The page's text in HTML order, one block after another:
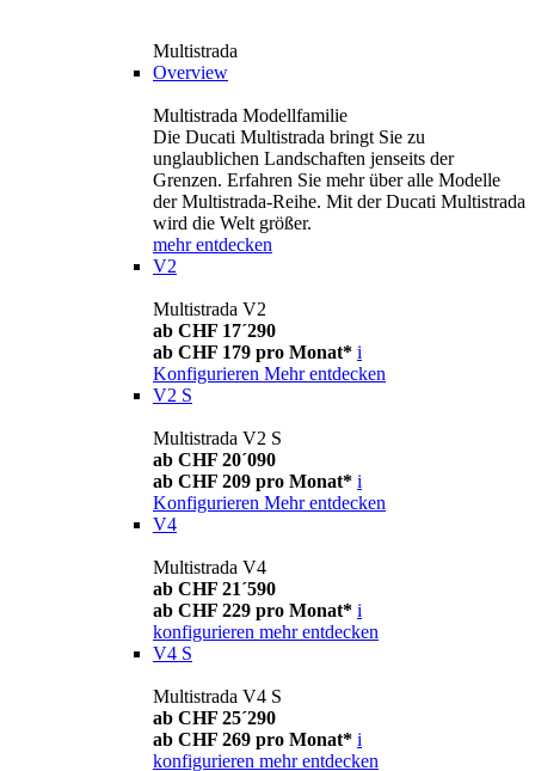
Multistrada
Overview
Multistrada Modellfamilie
Die Ducati Multistrada bringt Sie zu
unglaublichen Landschaften jenseits der
Grenzen. Erfahren Sie mehr über alle Modelle
der Multistrada-Reihe. Mit der Ducati Multistrada
wird die Welt größer.
mehr entdecken
V2
Multistrada V2
ab CHF 17´290
ab CHF 179 pro Monat* i
Konfigurieren Mehr entdecken
V2 S
Multistrada V2 S
ab CHF 20´090
ab CHF 209 pro Monat* i
Konfigurieren Mehr entdecken
V4
Multistrada V4
ab CHF 21´590
ab CHF 229 pro Monat* i
konfigurieren mehr entdecken
V4 S
Multistrada V4 S
ab CHF 25´290
ab CHF 269 pro Monat* i
konfigurieren mehr entdecken